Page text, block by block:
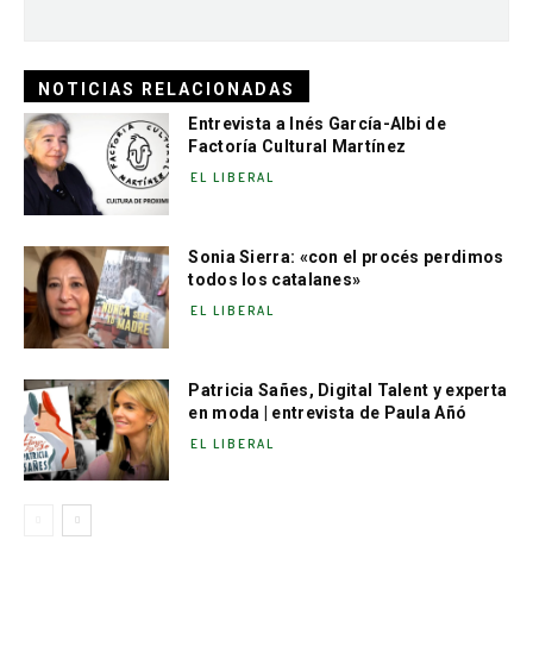
NOTICIAS RELACIONADAS
Entrevista a Inés García-Albi de
Factoría Cultural Martínez
EL LIBERAL
Sonia Sierra: «con el procés perdimos
todos los catalanes»
EL LIBERAL
Patricia Sañes, Digital Talent y experta
en moda | entrevista de Paula Añó
EL LIBERAL